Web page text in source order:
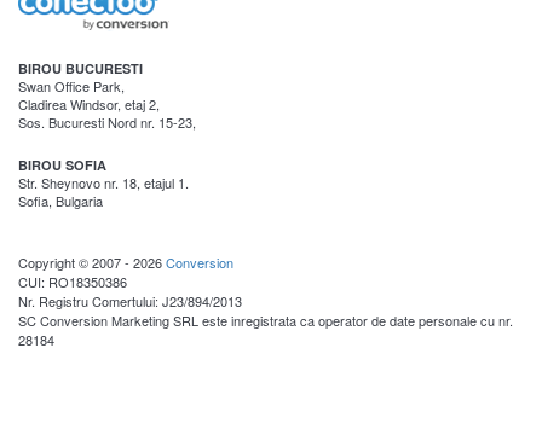
BIROU BUCURESTI
Swan Office Park,
Cladirea Windsor, etaj 2,
Sos. Bucuresti Nord nr. 15-23,
BIROU SOFIA
Str. Sheynovo nr. 18, etajul 1.
Sofia, Bulgaria
Copyright © 2007 - 2026Conversion
CUI: RO18350386
Nr. Registru Comertului: J23/894/2013
SC Conversion Marketing SRL este inregistrata ca operator de date personale cu nr.
28184